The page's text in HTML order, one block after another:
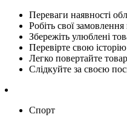
Переваги наявності
Робіть свої
Збережіть улюблені
Перевірте свою
Легко повертайте
Слідкуйте за своєю
Спорт